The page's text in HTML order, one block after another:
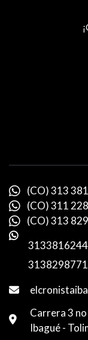
(CO) 313
(CO) 311
(CO) 313
3133816244
3138298771
Carrera 3
Ibagué -